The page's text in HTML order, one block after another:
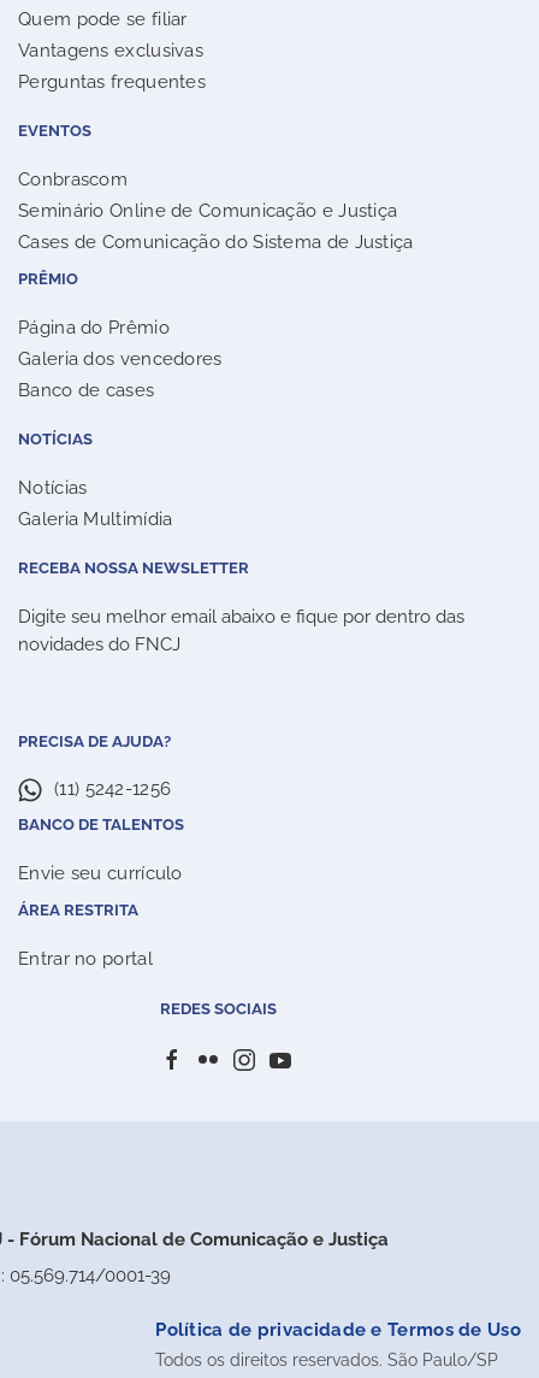
Quem pode se filiar
Vantagens exclusivas
Perguntas frequentes
EVENTOS
Conbrascom
Seminário Online de Comunicação e Justiça
Cases de Comunicação do Sistema de Justiça
PRÊMIO
Página do Prêmio
Galeria dos vencedores
Banco de cases
NOTÍCIAS
Notícias
Galeria Multimídia
RECEBA NOSSA NEWSLETTER
Digite seu melhor email abaixo e fique por dentro das
novidades do FNCJ
PRECISA DE AJUDA?
(11) 5242-1256
BANCO DE TALENTOS
Envie seu currículo
ÁREA RESTRITA
Entrar no portal
REDES SOCIAIS
- Fórum Nacional de Comunicação e Justiça
05.569.714/0001-39
Política de privacidade e Termos de Uso
Todos os direitos reservados. São Paulo/SP